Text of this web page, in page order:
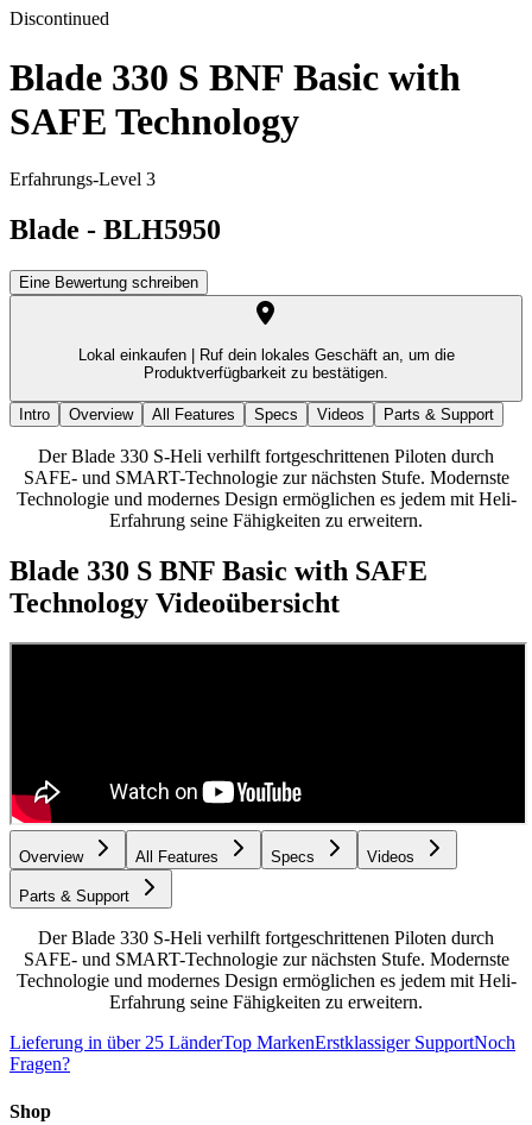
Discontinued
Blade 330 S BNF Basic with
SAFE Technology
Erfahrungs-Level 3
Blade - BLH5950
Eine Bewertung schreiben
Lokal einkaufen |
Ruf dein lokales Geschäft an, um die
Produktverfügbarkeit zu bestätigen.
Intro Overview All Features Specs Videos Parts & Support
Der Blade 330 S-Heli verhilft fortgeschrittenen Piloten durch
SAFE- und SMART-Technologie zur nächsten Stufe. Modernste
Technologie und modernes Design ermöglichen es jedem mit Heli-
Erfahrung seine Fähigkeiten zu erweitern.
Blade 330 S BNF Basic with SAFE
Technology Videoübersicht
Overview All Features Specs Videos
Parts & Support
Der Blade 330 S-Heli verhilft fortgeschrittenen Piloten durch
SAFE- und SMART-Technologie zur nächsten Stufe. Modernste
Technologie und modernes Design ermöglichen es jedem mit Heli-
Erfahrung seine Fähigkeiten zu erweitern.
Lieferung in über 25 LänderTop MarkenErstklassiger SupportNoch
Fragen?
Shop